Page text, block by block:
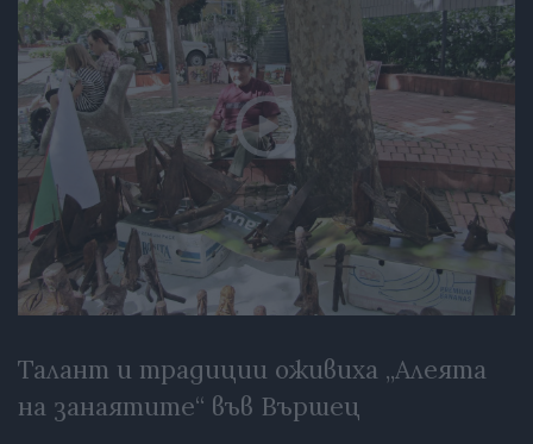
Талант и традиции оживиха „Алеята
на занаятите“ във Вършец